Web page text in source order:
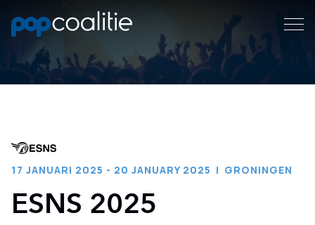
17 JANUARI 2025 - 20 JANUARY 2025 | GRONINGEN
ESNS 2025